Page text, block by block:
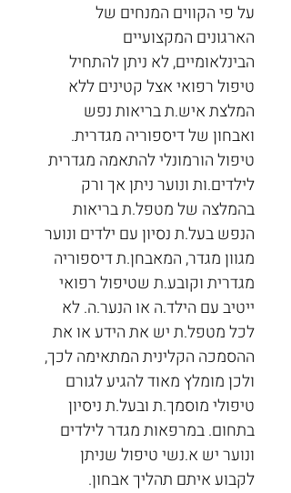
על פי הקווים המנחים של
הארגונים המקצועיים
הבינלאומיים, לא ניתן להתחיל
טיפול רפואי אצל קטינים ללא
המלצת איש.ת בריאות נפש
ואבחון של דיספוריה מגדרית.
טיפול הורמונלי להתאמה מגדרית
לילדים.ות ונוער ניתן אך ורק
בהמלצה של מטפל.ת בריאות
הנפש בעל.ת נסיון עם ילדים ונוער
מגוון מגדר, המאבחן.ת דיספוריה
מגדרית וקובע.ת שטיפול רפואי
ייטיב עם הילד.ה או הנער.ה. לא
לכל מטפל.ת יש את הידע או את
ההסמכה הקלינית המתאימה לכך,
ולכן מומלץ מאוד להגיע לגורם
טיפולי מוסמך.ת ובעל.ת ניסיון
בתחום. במרפאות מגדר לילדים
ונוער יש א.נשי טיפול שניתן
לקבוע איתם תהליך אבחון.